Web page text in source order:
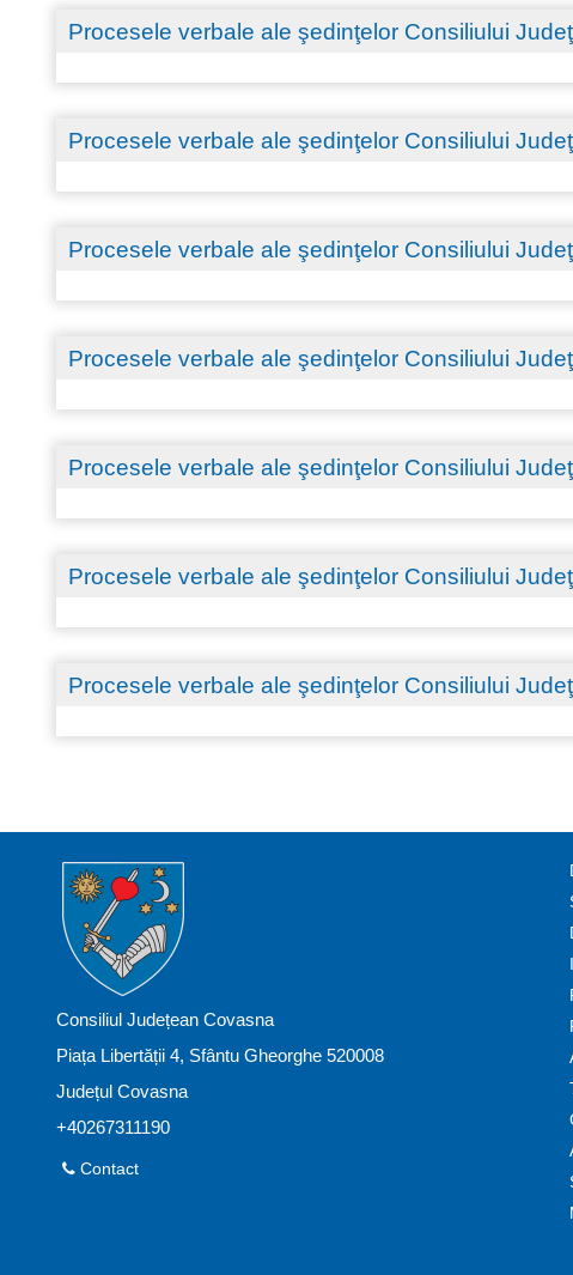
Procesele verbale ale şedinţelor Consiliului
Procesele verbale ale şedinţelor Consiliului
Procesele verbale ale şedinţelor Consiliului
Procesele verbale ale şedinţelor Consiliului
Procesele verbale ale şedinţelor Consiliului
Procesele verbale ale şedinţelor Consiliului
Procesele verbale ale şedinţelor Consiliului
Consiliul Județean Covasna
Piața Libertății 4, Sfântu Gheorghe 520008
Județul Covasna
+40267311190
Contact